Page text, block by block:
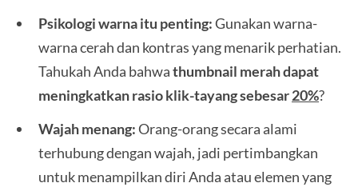
Psikologi warna itu penting:Gunakan warna-
warna cerah dan kontras yang menarik perhatian.
Tahukah Anda bahwathumbnail merah dapat
meningkatkan rasio klik-tayang sebesar20%?
Wajah menang:Orang-orang secara alami
terhubung dengan wajah, jadi pertimbangkan
untuk menampilkan diri Anda atau elemen yang